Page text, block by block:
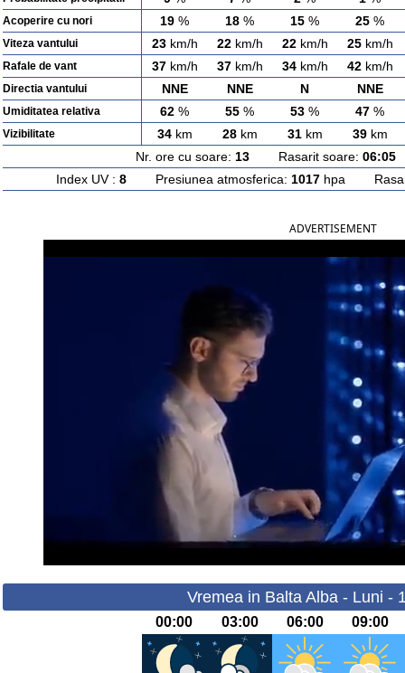
Acoperire cu nori 19 % 18 % 15 % 25 %
Viteza vantului 23km/h 22km/h 22km/h 25km/h
Rafale de vant 37km/h 37km/h 34km/h 42km/h
Directia vantului NNE NNE N NNE
Umiditatea relativa 62 % 55 % 53 % 47 %
Vizibilitate 34km 28km 31km 39km
Nr. ore cu soare: 13Rasarit soare: 06:05
Index UV : 8Presiunea atmosferica: 1017hpa
ADVERTISEMENT
Vremea in Balta Alba - Luni -
00:00 03:00 06:00 09:00